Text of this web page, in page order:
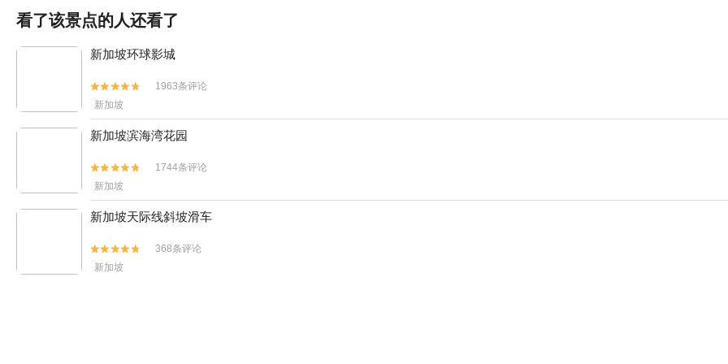
看了该景点的人还看了
新加坡环球影城


1963条评论
新加坡
新加坡滨海湾花园


1744条评论
新加坡
新加坡天际线斜坡滑车


368条评论
新加坡